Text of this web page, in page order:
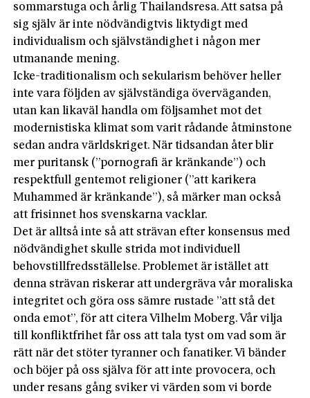
sommarstuga och årlig Thailandsresa. Att satsa på
sig själv är inte nödvändigtvis liktydigt med
individualism och självständighet i någon mer
utmanande mening.
Icke-traditionalism och sekularism behöver heller
inte vara följden av självständiga överväganden,
utan kan likaväl handla om följsamhet mot det
modernistiska klimat som varit rådande åtminstone
sedan andra världskriget. När tidsandan åter blir
mer puritansk (”pornografi är kränkande”) och
respektfull gentemot religioner (”att karikera
Muhammed är kränkande”), så märker man också
att frisinnet hos svenskarna vacklar.
Det är alltså inte så att strävan efter konsensus med
nödvändighet skulle strida mot individuell
behovstillfredsställelse. Problemet är istället att
denna strävan riskerar att undergräva vår moraliska
integritet och göra oss sämre rustade ”att stå det
onda emot”, för att citera Vilhelm Moberg. Vår vilja
till konfliktfrihet får oss att tala tyst om vad som är
rätt när det stöter tyranner och fanatiker. Vi bänder
och böjer på oss själva för att inte provocera, och
under resans gång sviker vi värden som vi borde